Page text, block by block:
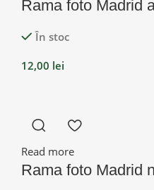
Rama foto Madrid
În stoc
12,00 lei
Read more
Rama foto Madrid